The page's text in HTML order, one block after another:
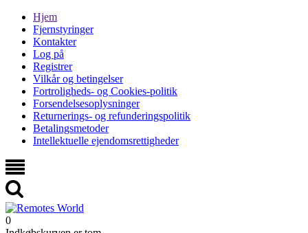
Hjem
Fjernstyringer
Kontakter
Log på
Registrer
Vilkår og betingelser
Fortroligheds- og Cookies-politik
Forsendelsesoplysninger
Returnerings- og refunderingspolitik
Betalingsmetoder
Intellektuelle ejendomsrettigheder
0